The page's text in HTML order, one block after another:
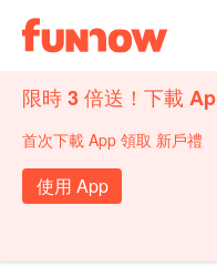
限時 3 倍送！下載
首次下載 App 領取 新戶禮
使用 App